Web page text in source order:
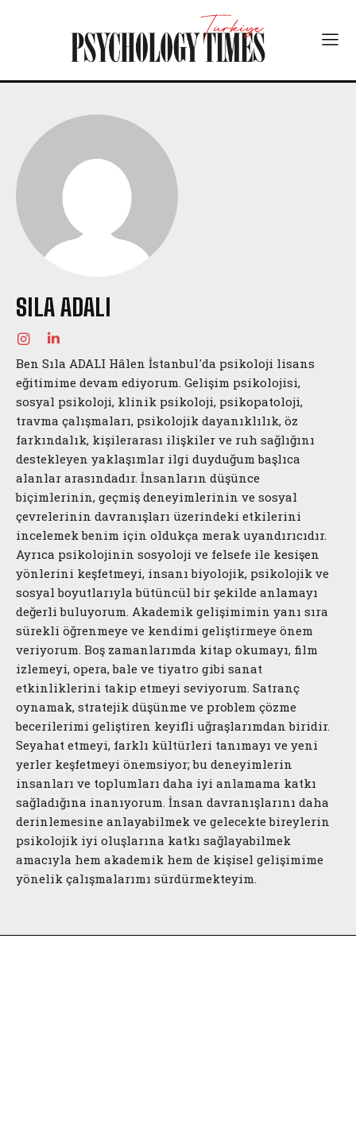
SILA ADALI
Ben Sıla ADALI Hâlen İstanbul'da psikoloji lisans
eğitimime devam ediyorum. Gelişim psikolojisi,
sosyal psikoloji, klinik psikoloji, psikopatoloji,
travma çalışmaları, psikolojik dayanıklılık, öz
farkındalık, kişilerarası ilişkiler ve ruh sağlığını
destekleyen yaklaşımlar ilgi duyduğum başlıca
alanlar arasındadır. İnsanların düşünce
biçimlerinin, geçmiş deneyimlerinin ve sosyal
çevrelerinin davranışları üzerindeki etkilerini
incelemek benim için oldukça merak uyandırıcıdır.
Ayrıca psikolojinin sosyoloji ve felsefe ile kesişen
yönlerini keşfetmeyi, insanı biyolojik, psikolojik ve
sosyal boyutlarıyla bütüncül bir şekilde anlamayı
değerli buluyorum. Akademik gelişimimin yanı sıra
sürekli öğrenmeye ve kendimi geliştirmeye önem
veriyorum. Boş zamanlarımda kitap okumayı, film
izlemeyi, opera, bale ve tiyatro gibi sanat
etkinliklerini takip etmeyi seviyorum. Satranç
oynamak, stratejik düşünme ve problem çözme
becerilerimi geliştiren keyifli uğraşlarımdan biridir.
Seyahat etmeyi, farklı kültürleri tanımayı ve yeni
yerler keşfetmeyi önemsiyor; bu deneyimlerin
insanları ve toplumları daha iyi anlamama katkı
sağladığına inanıyorum. İnsan davranışlarını daha
derinlemesine anlayabilmek ve gelecekte bireylerin
psikolojik iyi oluşlarına katkı sağlayabilmek
amacıyla hem akademik hem de kişisel gelişimime
yönelik çalışmalarımı sürdürmekteyim.